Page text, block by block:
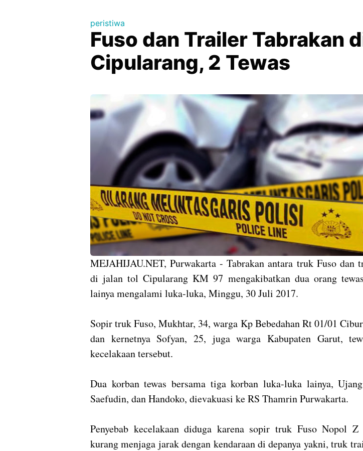
peristiwa
Fuso dan Trailer Tabrakan
Cipularang, 2 Tewas
MEJAHIJAU.NET, Purwakarta - Tabrakan antara truk Fuso dan
di jalan tol Cipularang KM 97 mengakibatkan dua orang
lainya mengalami luka-luka, Minggu, 30 Juli 2017.
Sopir truk Fuso, Mukhtar, 34, warga Kp Bebedahan Rt 01/01
dan kernetnya Sofyan, 25, juga warga Kabupaten Garut,
kecelakaan tersebut.
Dua korban tewas bersama tiga korban luka-luka lainya,
Saefudin, dan Handoko, dievakuasi ke RS Thamrin Purwakarta.
Penyebab kecelakaan diduga karena sopir truk Fuso Nopol
kurang menjaga jarak dengan kendaraan di depanya yakni, truk